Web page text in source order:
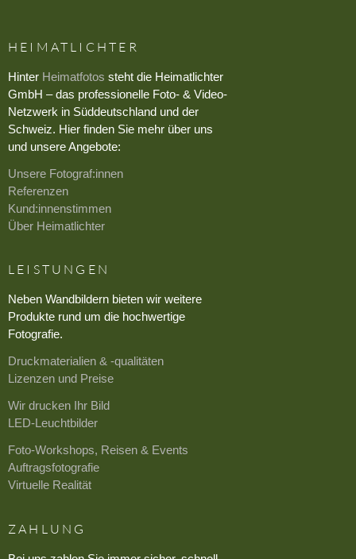
HEIMATLICHTER
Hinter Heimatfotos steht die Heimatlichter
GmbH – das professionelle Foto- & Video-
Netzwerk in Süddeutschland und der
Schweiz. Hier finden Sie mehr über uns
und unsere Angebote:
Unsere Fotograf:innen
Referenzen
Kund:innenstimmen
Über Heimatlichter
LEISTUNGEN
Neben Wandbildern bieten wir weitere
Produkte rund um die hochwertige
Fotografie.
Druckmaterialien & -qualitäten
Lizenzen und Preise
Wir drucken Ihr Bild
LED-Leuchtbilder
Foto-Workshops, Reisen & Events
Auftragsfotografie
Virtuelle Realität
ZAHLUNG